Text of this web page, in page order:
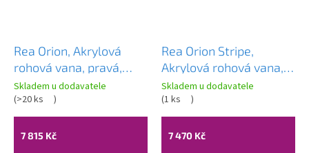
Rea Orion, Akrylová
rohová vana, pravá,
170cm, REA-W0070
Skladem u dodavatele
(>20 ks )
7 815 Kč
Rea Orion Stripe,
Akrylová rohová vana,
pravá, 150cm, REA-
W0074
Skladem u dodavatele
(1 ks )
7 470 Kč